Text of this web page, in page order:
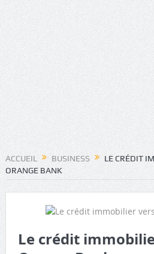
ACCUEIL BUSINESS
LE CRÉDIT
ORANGE BANK
Le crédit